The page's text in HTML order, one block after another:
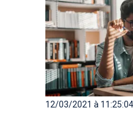
12/03/2021 à 11:25:04